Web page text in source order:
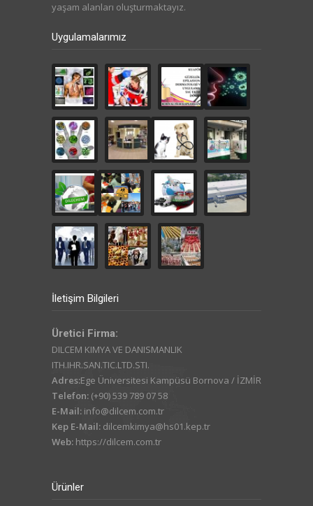
yaşam alanları oluşturmaktayız.
Uygulamalarımız
İletişim Bilgileri
Üretici Firma:
DILCEM KIMYA VE DANISMANLIK
ITH.IHR.SAN.TIC.LTD.STI.
Adres:Ege Üniversitesi Kampüsü Bornova / İZMİR
Telefon: (+90) 539 789 07 58
E-Mail: info@dilcem.com.tr
Kep E-Mail: dilcemkimya@hs01.kep.tr
Web: https://dilcem.com.tr
Ürünler